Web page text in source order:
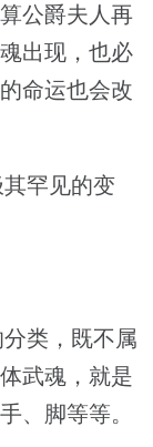
公爵夫人再
出现，也必
命运也会改
罕见的变
类，既不属
武魂，就是
、脚等等。